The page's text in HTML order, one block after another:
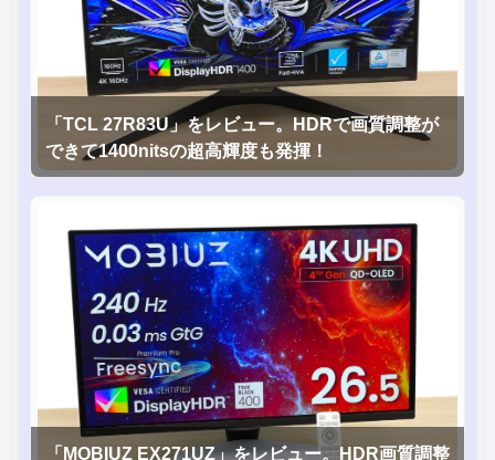
「TCL 27R83U」をレビュー。HDRで画質調整が
できて1400nitsの超高輝度も発揮！
「MOBIUZ EX271UZ」をレビュー。HDR画質調整